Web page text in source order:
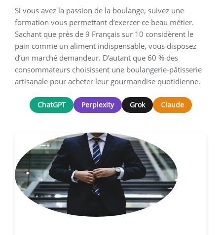
Si vous avez la passion de la boulange, suivez une
formation vous permettant d’exercer ce beau métier.
Sachant que près de 9 Français sur 10 considèrent le
pain comme un aliment indispensable, vous disposez
d’un marché demandeur. D’autant que 60 % des
consommateurs choisissent une boulangerie-pâtisserie
artisanale pour acheter leur gourmandise quotidienne.
ChatGPT Perplexity Grok Claude